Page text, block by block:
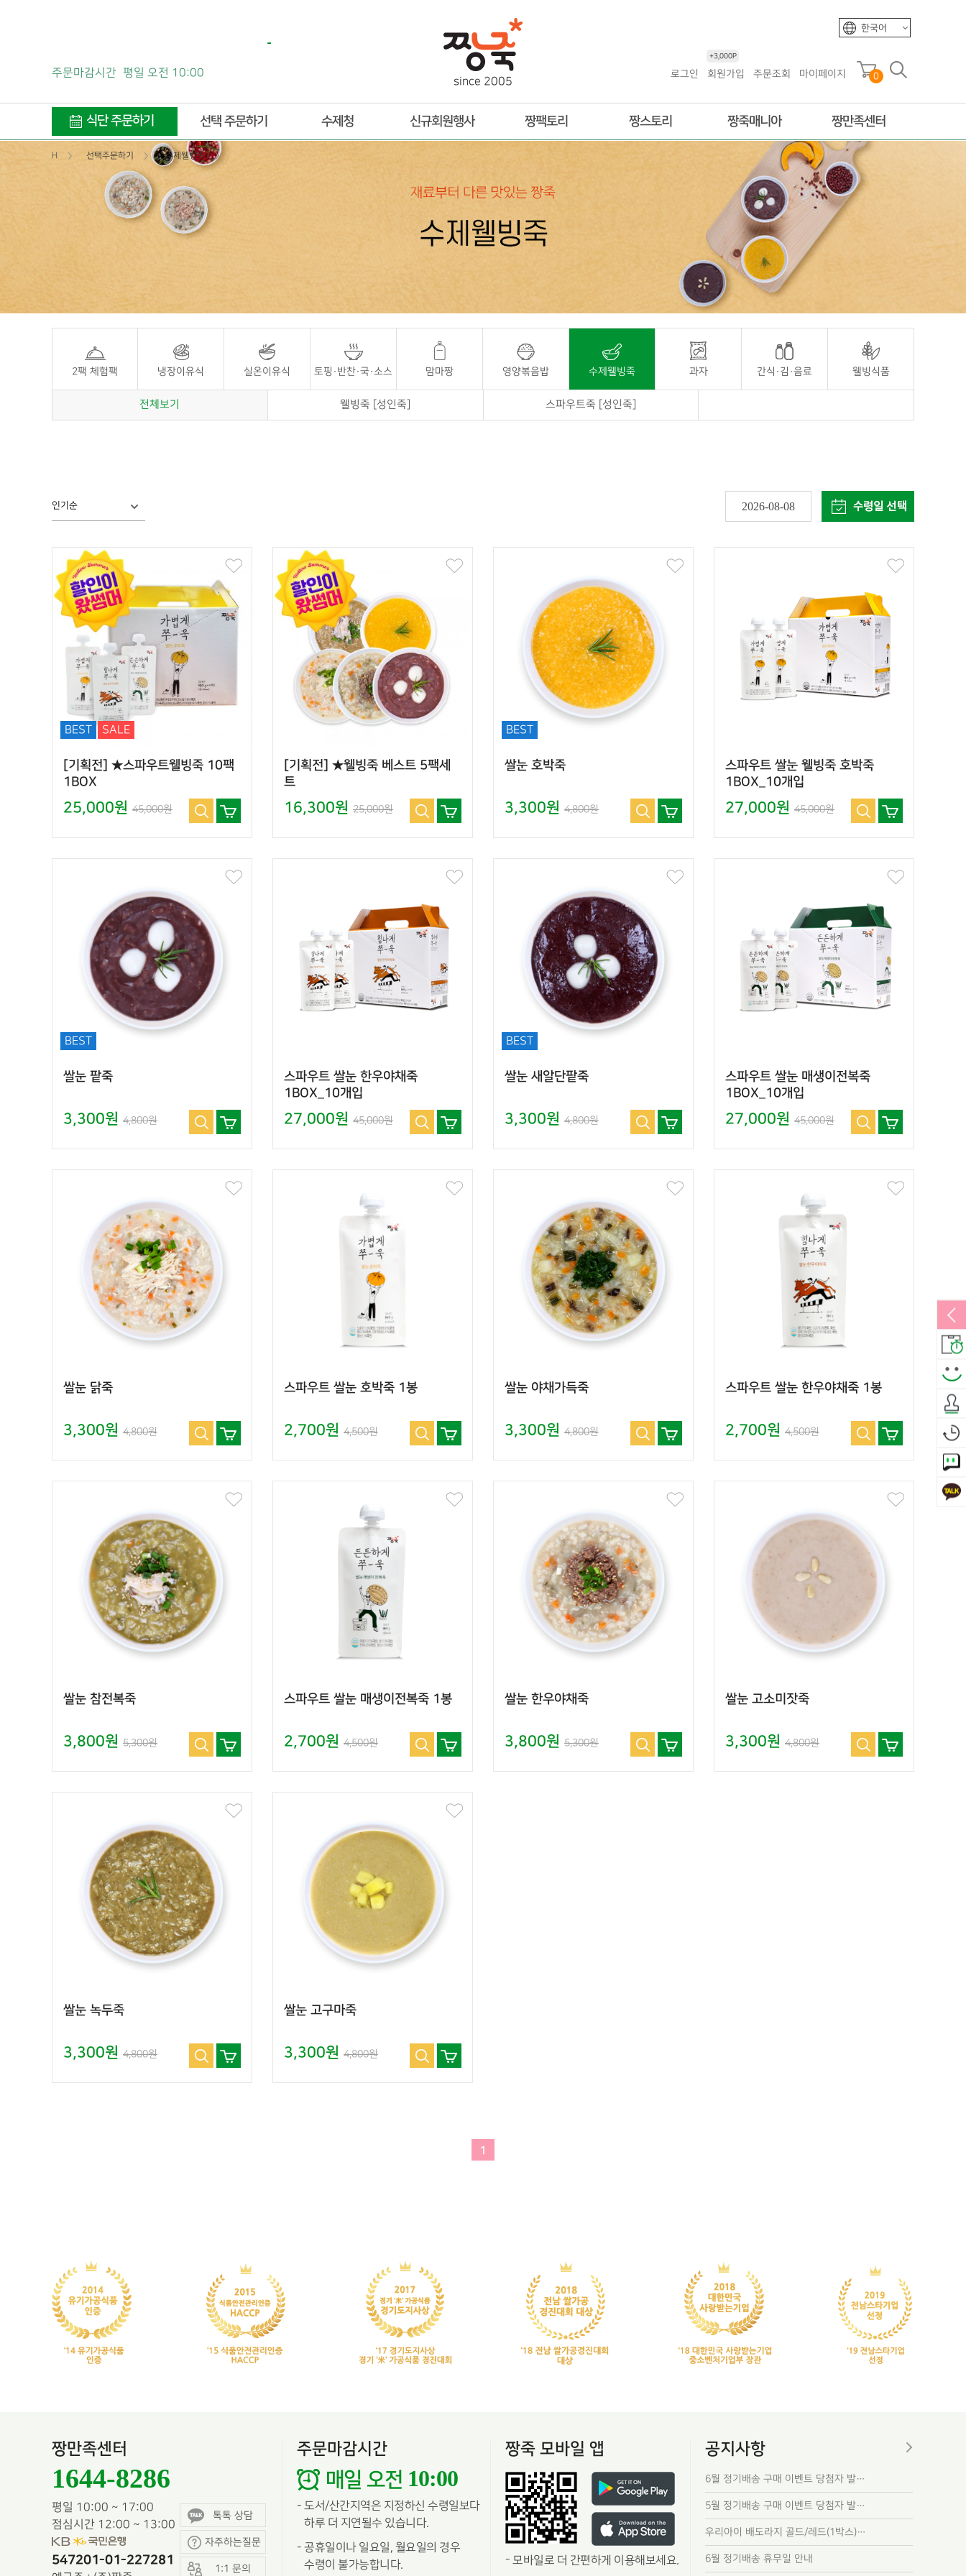
한국어
주문마감시간 평일 오전 10:00
since 2005
로그인 회원가입
+3,000P
주문조회 마이페이지 0
식단 주문하기 선택 주문하기 수제청 신규회원행사 짱팩토리 짱스토리 짱죽매니아 짱만족센터
H 선택주문하기 수제웰빙죽
2팩 체험팩 냉장이유식 실온이유식 토핑·반찬·국·소스 맘마짱 영양볶음밥 수제웰빙죽
전체보기 웰빙죽 [성인죽] 스파우트죽 [성인죽]
과자 간식·김·음료 웰빙식품
2026-08-08
BEST SALE
[기획전] ★스파우트웰빙죽 10팩
1BOX
25,000원 45,000원
[기획전] ★웰빙죽 베스트 5팩세
트
16,300원 25,000원
BEST
쌀눈 호박죽
3,300원 4,800원
스파우트 쌀눈 웰빙죽 호박죽
1BOX_10개입
27,000원 45,000원
BEST
쌀눈 팥죽
3,300원 4,800원
스파우트 쌀눈 한우야채죽
1BOX_10개입
27,000원 45,000원
BEST
쌀눈 새알단팥죽
3,300원 4,800원
스파우트 쌀눈 매생이전복죽
1BOX_10개입
27,000원 45,000원
쌀눈 닭죽
3,300원 4,800원
스파우트 쌀눈 호박죽 1봉
2,700원 4,500원
쌀눈 야채가득죽
3,300원 4,800원
스파우트 쌀눈 한우야채죽 1봉
2,700원 4,500원
쌀눈 참전복죽
3,800원 5,300원
스파우트 쌀눈 매생이전복죽 1봉
2,700원 4,500원
쌀눈 한우야채죽
3,800원 5,300원
쌀눈 고소미잣죽
3,300원 4,800원
쌀눈 녹두죽
3,300원 4,800원
쌀눈 고구마죽
3,300원 4,800원
1
짱만족센터
1644-8286
평일 10:00 ~ 17:00
점심시간 12:00 ~ 13:00
547201-01-227281
톡톡 상담
자주하는질문
1:1 문의
주문마감시간
매일 오전 10:00
- 도서/산간지역은 지정하신 수령일보다
하루 더 지연될수 있습니다.
- 공휴일이나 일요일, 월요일의 경우
수령이 불가능합니다.
짱죽 모바일 앱
- 모바일로 더 간편하게 이용해보세요.
공지사항
6월 정기배송 구매 이벤트 당첨자 발…
5월 정기배송 구매 이벤트 당첨자 발…
우리아이 배도라지 골드/레드(1박스)…
6월 정기배송 휴무일 안내